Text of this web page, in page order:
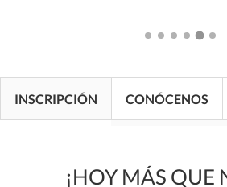
INSCRIPCIÓN CONÓCENOS
¡HOY MÁS QUE